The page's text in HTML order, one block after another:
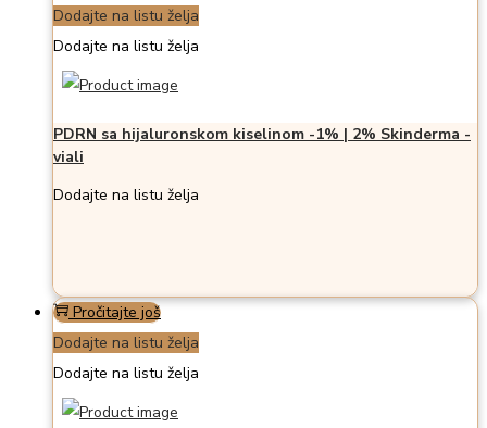
Dodajte na listu želja
Dodajte na listu želja
PDRN sa hijaluronskom kiselinom -1% | 2% Skinderma -
viali
Dodajte na listu želja
Pročitajte još
Dodajte na listu želja
Dodajte na listu želja